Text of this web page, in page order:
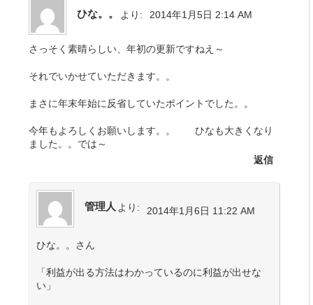
ひな。。 より: 2014年1月5日 2:14 AM
さっそく素晴らしい、年初の更新ですねえ～
それでいかせていただきます。。
まさに年末年始に反省していたポイントでした。。
今年もよろしくお願いします。。 ひなも大きくなり
ました。。では～
返信
管理人 より: 2014年1月6日 11:22 AM
ひな。。さん
「利益が出る方法はわかっているのに利益が出せな
い」